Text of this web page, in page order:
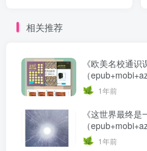
相关推荐
《欧美名校通
（
1年前
《这世界最终
（
1年前